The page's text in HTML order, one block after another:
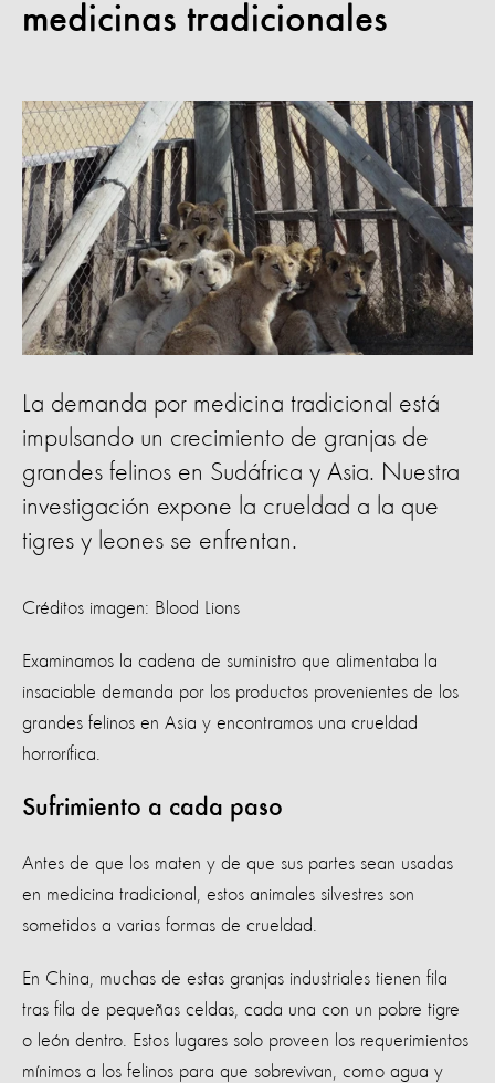
medicinas tradicionales
La demanda por medicina tradicional está
impulsando un crecimiento de granjas de
grandes felinos en Sudáfrica y Asia. Nuestra
investigación expone la crueldad a la que
tigres y leones se enfrentan.
Créditos imagen: Blood Lions
Examinamos la cadena de suministro que alimentaba la
insaciable demanda por los productos provenientes de los
grandes felinos en Asia y encontramos una crueldad
horrorífica.
Sufrimiento a cada paso
Antes de que los maten y de que sus partes sean usadas
en medicina tradicional, estos animales silvestres son
sometidos a varias formas de crueldad.
En China, muchas de estas granjas industriales tienen fila
tras fila de pequeñas celdas, cada una con un pobre tigre
o león dentro. Estos lugares solo proveen los requerimientos
mínimos a los felinos para que sobrevivan, como agua y